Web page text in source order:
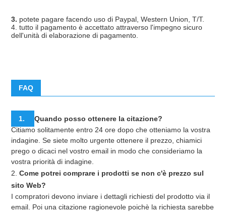
3. potete pagare facendo uso di Paypal, Western Union, T/T.
4. tutto il pagamento è accettato attraverso l'impegno sicuro
dell'unità di elaborazione di pagamento.
FAQ
1.
Quando posso ottenere la citazione?
Citiamo solitamente entro 24 ore dopo che otteniamo la vostra
indagine. Se siete molto urgente ottenere il prezzo, chiamici
prego o dicaci nel vostro email in modo che consideriamo la
vostra priorità di indagine.
2. Come potrei comprare i prodotti se non c'è prezzo sul
sito Web?
I compratori devono inviare i dettagli richiesti del prodotto via il
email. Poi una citazione ragionevole poichè la richiesta sarebbe